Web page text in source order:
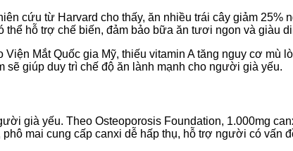
cứu từ Harvard cho thấy, ăn nhiều trái cây giảm
thể hỗ trợ chế biến, đảm bảo bữa ăn tươi ngon và giàu
Mắt Quốc gia Mỹ, thiếu vitamin A tăng nguy cơ mù
sẽ giúp duy trì chế độ ăn lành mạnh cho người già yếu.
già yếu. Theo Osteoporosis Foundation, 1.000mg
mai cung cấp canxi dễ hấp thụ, hỗ trợ người có vấn